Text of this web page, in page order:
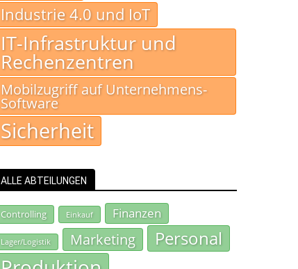
Industrie 4.0 und IoT
IT-Infrastruktur und
Rechenzentren
Mobilzugriff auf Unternehmens-
Software
Sicherheit
ALLE ABTEILUNGEN
Controlling Einkauf Finanzen
Lager/Logistik Marketing Personal